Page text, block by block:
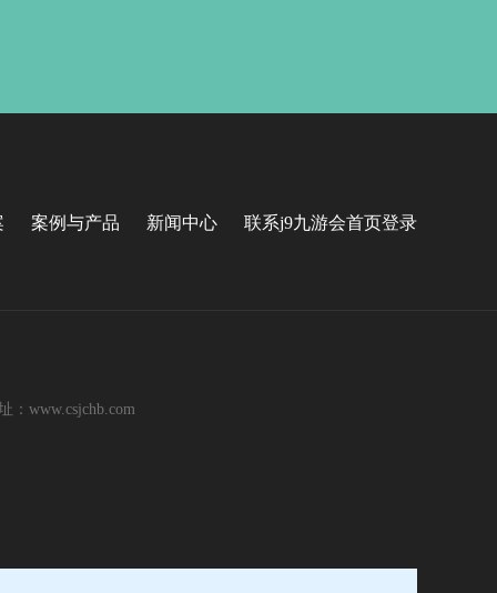
案例与产品 新闻中心 联系j9九游会首页登录
：www.csjchb.com